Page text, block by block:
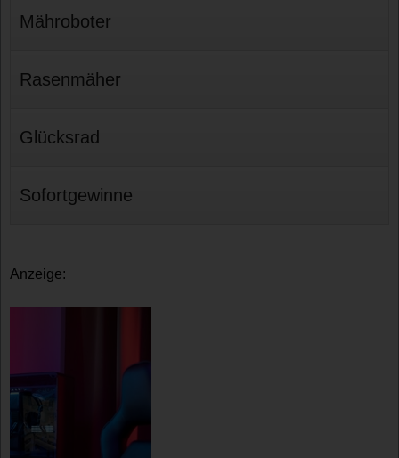
Mähroboter
Rasenmäher
Glücksrad
Sofortgewinne
Anzeige: